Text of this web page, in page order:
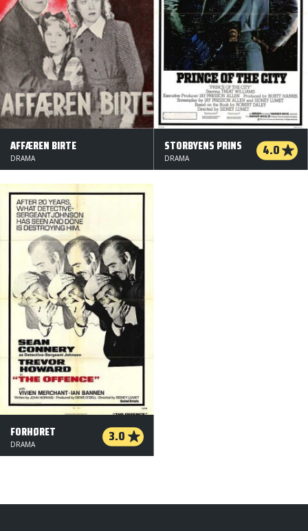
AFFÆREN BIRTE
DRAMA
STORBYENS PRINS 4.0
DRAMA
FORHØRET 3.0
DRAMA